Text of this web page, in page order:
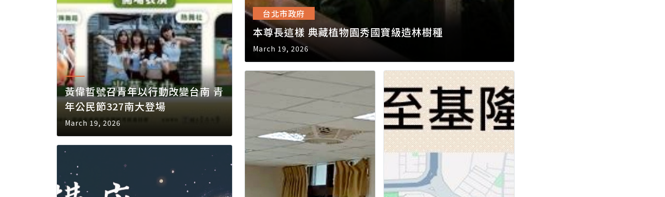
黃偉哲號召青年以行動改變台南 青
年公民節327南大登場
March 19, 2026
台北市政府
本尊長這樣 典藏植物園秀國寶級造林樹種
March 19, 2026